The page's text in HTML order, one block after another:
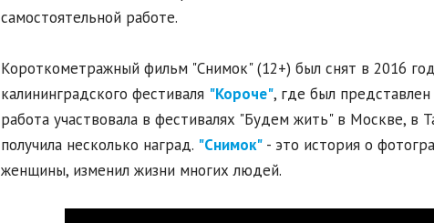
самостоятельной работе.
Короткометражный фильм "Снимок" (12+) был снят в 2016
калининградского фестиваля "Короче", где был представлен
работа участвовала в фестивалях "Будем жить" в Москве,
получила несколько наград. "Снимок"- это история о
женщины, изменил жизни многих людей.